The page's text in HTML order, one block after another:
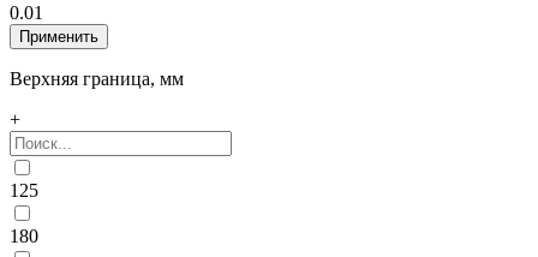
0.01
Верхняя граница, мм
+
125
180